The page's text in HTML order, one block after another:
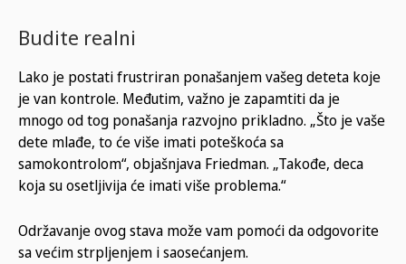
Budite realni
Lako je postati frustriran ponašanjem vašeg deteta koje
je van kontrole. Međutim, važno je zapamtiti da je
mnogo od tog ponašanja razvojno prikladno. „Što je vaše
dete mlađe, to će više imati poteškoća sa
samokontrolom“, objašnjava Friedman. „Takođe, deca
koja su osetljivija će imati više problema.“
Održavanje ovog stava može vam pomoći da odgovorite
sa većim strpljenjem i saosećanjem.